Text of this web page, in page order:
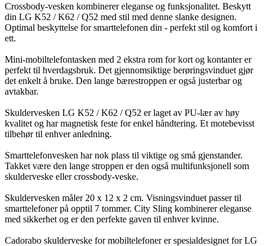
Crossbody-vesken kombinerer eleganse og funksjonalitet. Beskytt
din LG K52 / K62 / Q52 med stil med denne slanke designen.
Optimal beskyttelse for smarttelefonen din - perfekt stil og komfort i
ett.
Mini-mobiltelefontasken med 2 ekstra rom for kort og kontanter er
perfekt til hverdagsbruk. Det gjennomsiktige berøringsvinduet gjør
det enkelt å bruke. Den lange bærestroppen er også justerbar og
avtakbar.
Skuldervesken LG K52 / K62 / Q52 er laget av PU-lær av høy
kvalitet og har magnetisk feste for enkel håndtering. Et motebevisst
tilbehør til enhver anledning.
Smarttelefonvesken har nok plass til viktige og små gjenstander.
Takket være den lange stroppen er den også multifunksjonell som
skulderveske eller crossbody-veske.
Skuldervesken måler 20 x 12 x 2 cm. Visningsvinduet passer til
smarttelefoner på opptil 7 tommer. City Sling kombinerer eleganse
med sikkerhet og er den perfekte gaven til enhver kvinne.
Cadorabo skulderveske for mobiltelefoner er spesialdesignet for LG